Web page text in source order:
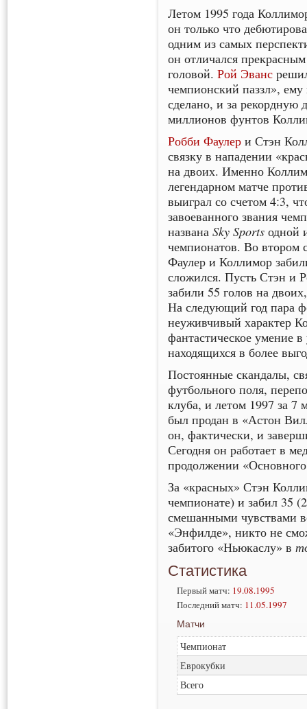
Летом 1995 года
он только что
одним из самых
он отличался
головой.Рой Эванс
чемпионский паззл»,
сделано, и за рекордную
миллионов фунтов
Робби Фаулер и Стэн
связку в нападении
на двоих. Именно
легендарном матче
выиграл со счетом 4:3,
завоеванного звания
названаSky Sports одной
чемпионатов. Во втором
Фаулер и Коллимор
сложился. Пусть Стэн и
забили 55 голов на
На следующий год пара
неуживчивый характер
фантастическое умение
находящихся в более
Постоянные скандалы,
футбольного поля,
клуба, и летом 1997 за
был продан в «Астон
он, фактически, и
Сегодня он работает в
продолжении
За «красных» Стэн
чемпионате) и забил 35
смешанными чувствами
«Энфилде», никто не
забитого «Ньюкаслу» в
Статистика
Первый матч: 19.08.1995
Последний матч: 11.05.1997
Матчи
Чемпионат
Еврокубки
Всего